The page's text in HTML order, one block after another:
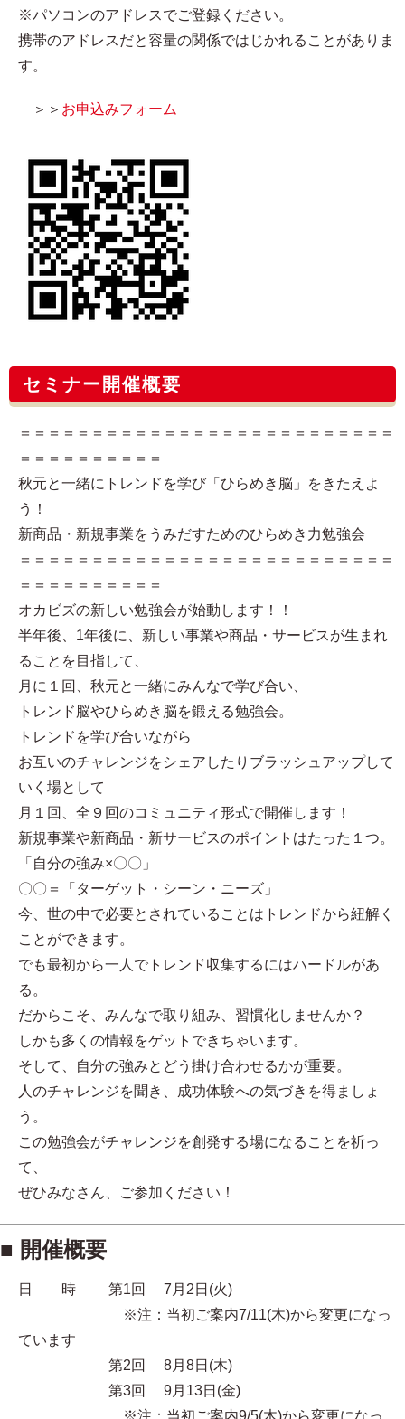
※パソコンのアドレスでご登録ください。
携帯のアドレスだと容量の関係ではじかれることがありま
す。
＞＞ お申込みフォーム
セミナー開催概要
＝＝＝＝＝＝＝＝＝＝＝＝＝＝＝＝＝＝＝＝＝＝＝＝＝＝
＝＝＝＝＝＝＝＝＝＝
秋元と一緒にトレンドを学び「ひらめき脳」をきたえよ
う！
新商品・新規事業をうみだすためのひらめき力勉強会
＝＝＝＝＝＝＝＝＝＝＝＝＝＝＝＝＝＝＝＝＝＝＝＝＝＝
＝＝＝＝＝＝＝＝＝＝
オカビズの新しい勉強会が始動します！！
半年後、1年後に、新しい事業や商品・サービスが生まれ
ることを目指して、
月に１回、秋元と一緒にみんなで学び合い、
トレンド脳やひらめき脳を鍛える勉強会。
トレンドを学び合いながら
お互いのチャレンジをシェアしたりブラッシュアップして
いく場として
月１回、全９回のコミュニティ形式で開催します！
新規事業や新商品・新サービスのポイントはたった１つ。
「自分の強み×〇〇」
〇〇＝「ターゲット・シーン・ニーズ」
今、世の中で必要とされていることはトレンドから紐解く
ことができます。
でも最初から一人でトレンド収集するにはハードルがあ
る。
だからこそ、みんなで取り組み、習慣化しませんか？
しかも多くの情報をゲットできちゃいます。
そして、自分の強みとどう掛け合わせるかが重要。
人のチャレンジを聞き、成功体験への気づきを得ましょ
う。
この勉強会がチャレンジを創発する場になることを祈っ
て、
ぜひみなさん、ご参加ください！
■ 開催概要
日 時 第1回 7月2日(火)
※注：当初ご案内7/11(木)から変更になっ
ています
第2回 8月8日(木)
第3回 9月13日(金)
※注：当初ご案内9/5(木)から変更になっ